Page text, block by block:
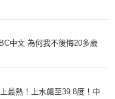
中文 為何我不後悔20多歲
最熱！上水飆至39.8度！中